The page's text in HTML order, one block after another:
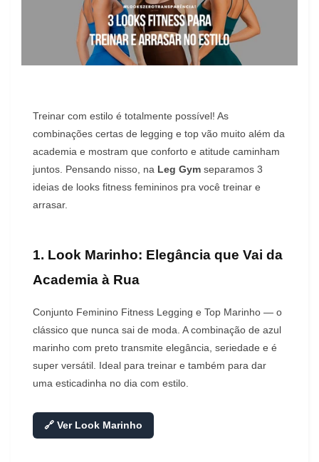
Treinar com estilo é totalmente possível! As
combinações certas de legging e top vão muito além da
academia e mostram que conforto e atitude caminham
juntos. Pensando nisso, na Leg Gym separamos 3
ideias de looks fitness femininos pra você treinar e
arrasar.
1. Look Marinho: Elegância que Vai da
Academia à Rua
Conjunto Feminino Fitness Legging e Top Marinho — o
clássico que nunca sai de moda. A combinação de azul
marinho com preto transmite elegância, seriedade e é
super versátil. Ideal para treinar e também para dar
uma esticadinha no dia com estilo.
🔗 Ver Look Marinho